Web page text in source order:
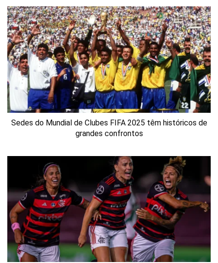
Sedes do Mundial de Clubes FIFA 2025 têm históricos de
grandes confrontos